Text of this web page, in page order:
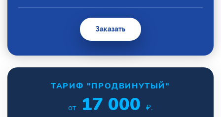
Заказать
ТАРИФ "ПРОДВИНУТЫЙ"
от 17 000 ₽.